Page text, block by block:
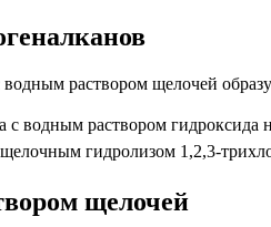
раствором щелочей
с водным раствором гидроксида
гидролизом 1,2,3-
щелочей